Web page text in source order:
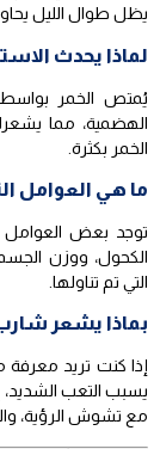
يظل طوال الليل
لماذا يحدث
يُمتص الخمر
الهضمية، مما
الخمر بكثرة.
ما هي العوامل
توجد بعض العوامل
الكحول، ووزن
التي تم تناولها.
بماذا يشعر
إذا كنت تريد
يسبب التعب الشديد،
مع تشوش الرؤية،